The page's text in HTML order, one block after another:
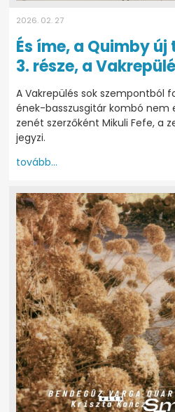
2026. 02. 27
És íme, a Quimby
3. része, a
A Vakrepülés sok szempontból
ének-basszusgitár kombó nem
zenét szerzőként Mikuli Fefe, a
jegyzi.
tovább...